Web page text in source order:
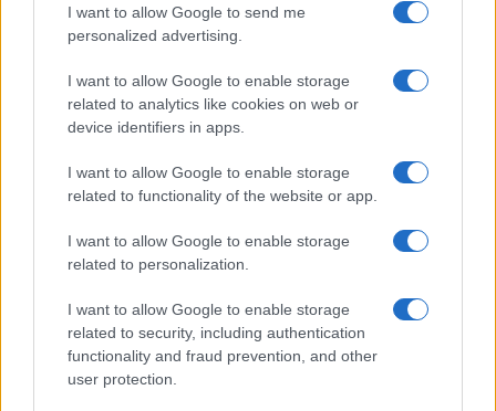
I want to allow Google to send me
personalized advertising.
I want to allow Google to enable storage
related to analytics like cookies on web or
device identifiers in apps.
I want to allow Google to enable storage
related to functionality of the website or app.
I want to allow Google to enable storage
related to personalization.
I want to allow Google to enable storage
related to security, including authentication
functionality and fraud prevention, and other
user protection.
A fuoco un deposito con bombole, intervento dei
vigili del fuoco a Rudalza
Ristorante distrutto dalle fiamme a La
Maddalena, incendio a Monti d’à rena
Le previsioni meteo per il weekend a Olbia e in
Gallura
Michelle Hunziker in Gallura, bella anche dal
vivo: un amico vip svela come fa